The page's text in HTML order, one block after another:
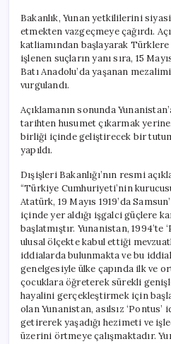
Bakanlık, Yunan yetkililerini
etmekten vazgeçmeye çağırdı.
katliamından başlayarak
işlenen suçların yanı sıra, 15
Batı Anadolu’da yaşanan
vurgulandı.
Açıklamanın sonunda
tarihten husumet çıkarmak
birliği içinde geliştirecek bir
yapıldı.
Dışişleri Bakanlığı’nın resmi
“Türkiye Cumhuriyeti’nin
Atatürk, 19 Mayıs 1919’da
içinde yer aldığı işgalci güçlere
başlatmıştır. Yunanistan, 1994’te
ulusal ölçekte kabul ettiği
iddialarda bulunmakta ve bu
genelgesiyle ülke çapında ilk ve
çocuklara öğreterek sürekli
hayalini gerçekleştirmek için
olan Yunanistan, asılsız ‘Pontus’
getirerek yaşadığı hezimeti ve
üzerini örtmeye çalışmaktadır.